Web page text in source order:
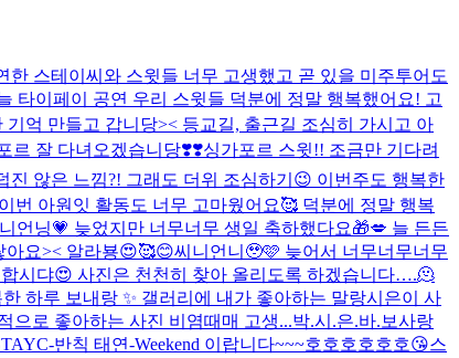
한 스테이씨와 스윗들 너무 고생했고 곧 있을 미주투어도
타이페이 공연 우리 스윗들 덕분에 정말 행복했어요! 고
기억 만들고 갑니당>< 등교길, 출근길 조심히 가시고 아
르 잘 다녀오겠습니당❣️❣️싱가포르 스윗!! 조금만 기다려
진 않은 느낌?! 그래도 더위 조심하기😉 이번주도 행복한
번 아원잇 활동도 너무 고마웠어요🥰 덕분에 정말 행복
언닝💗 늦었지만 너무너무 생일 축하했다요🎁💋 늘 든든
아요>< 알라뵹😍🥰😊씨니언니🥹🩷 늦어서 너무너무너무
시댜😍 사진은 천천히 찾아 올리도록 하겠습니다….🫠
하루 보내랑 ✨ 갤러리에 내가 좋아하는 말랑시은이 사
으로 좋아하는 사진 비염때매 고생...박.시.은.바.보사랑
반칙 태연-Weekend 이랍니다~~~호호호호호호😘스